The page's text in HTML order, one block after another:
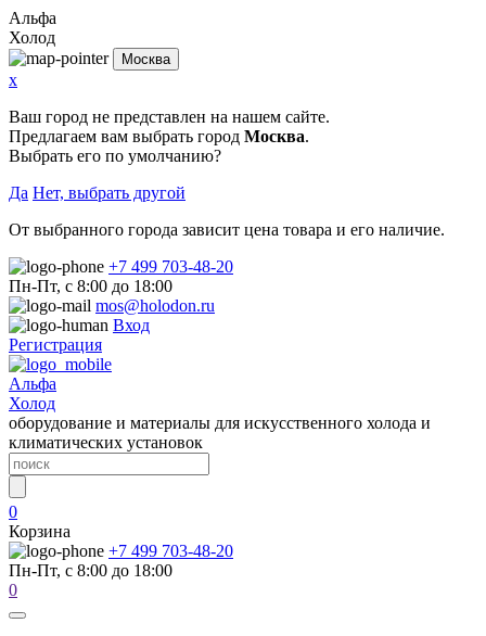
Альфа
Холод
Москва
x
Ваш город не представлен на нашем сайте.
Предлагаем вам выбрать город Москва.
Выбрать его по умолчанию?
Да Нет, выбрать другой
От выбранного города зависит цена товара и его наличие.
+7 499 703-48-20
Пн-Пт, с 8:00 до 18:00
mos@holodon.ru
Вход
Регистрация
Альфа
Холод
оборудование и материалы для искусственного холода и
климатических установок
0
Корзина
+7 499 703-48-20
Пн-Пт, с 8:00 до 18:00
0